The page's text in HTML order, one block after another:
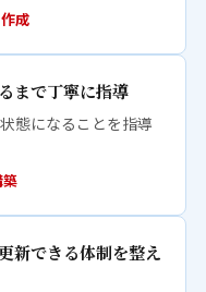
成
まで丁寧に指導
態になることを指導
新できる体制を整え